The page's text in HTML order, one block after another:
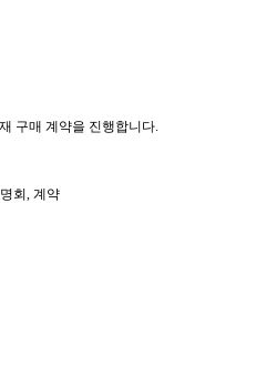
구매 계약을 진행합니다.
회, 계약